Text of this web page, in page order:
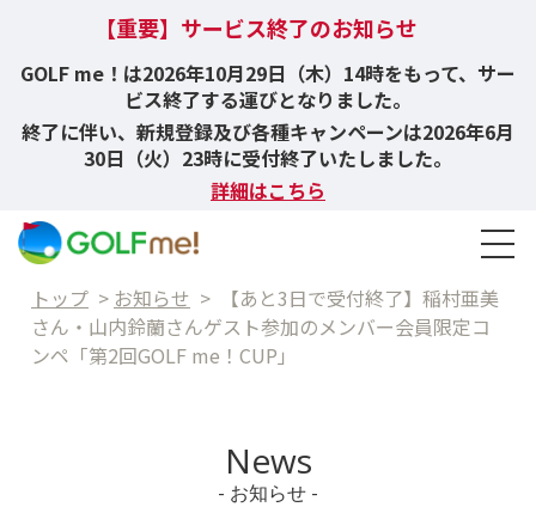
【重要】サービス終了のお知らせ
GOLF me！は2026年10月29日（木）14時をもって、サー
ビス終了する運びとなりました。
終了に伴い、新規登録及び各種キャンペーンは2026年6月
30日（火）23時に受付終了いたしました。
詳細はこちら
トップ > お知らせ >
【あと3日で受付終了】稲村亜美
さん・山内鈴蘭さんゲスト参加のメンバー会員限定コ
ンペ「第2回GOLF me！CUP」
News
- お知らせ -